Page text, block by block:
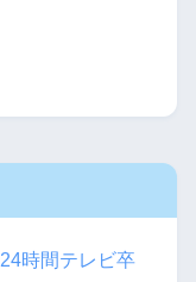
時間テレビ卒